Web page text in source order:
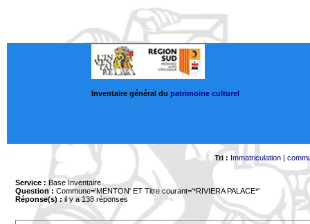
Inventaire général du patrimoine culturel
Tri : Immatriculation|
Service : Base Inventaire
Question : Commune='MENTON' ET Titre courant='*RIVIERA PALACE*'
Réponse(s) :il y a 138 réponses